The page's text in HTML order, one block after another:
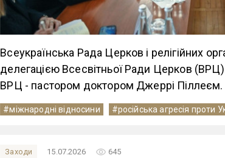
Всеукраїнська Рада Церков і релігійних
делегацією Всесвітньої Ради Церков
ВРЦ - пастором доктором Джеррі Піллеєм.
#міжнародні відносини #російська агресія проти
Заходи 15.07.2026 remove_red_eye 645